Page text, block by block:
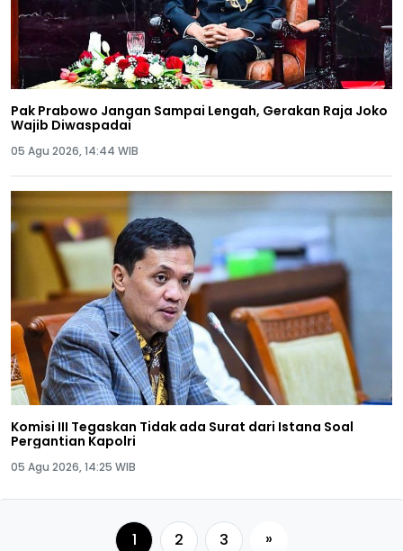
Pak Prabowo Jangan Sampai Lengah, Gerakan Raja Joko
Wajib Diwaspadai
05 Agu 2026, 14:44 WIB
Komisi III Tegaskan Tidak ada Surat dari Istana Soal
Pergantian Kapolri
05 Agu 2026, 14:25 WIB
1 2 3 »